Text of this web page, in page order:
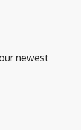
newest